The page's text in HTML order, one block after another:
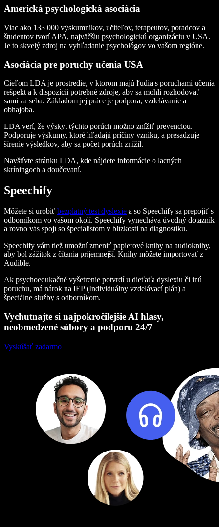
Americká psychologická asociácia
Viac ako 133 000 výskumníkov, učiteľov, terapeutov, poradcov a
študentov tvorí APA, najväčšiu psychologickú organizáciu v USA.
Je to skvelý zdroj na vyhľadanie psychológov vo vašom regióne.
Asociácia pre poruchy učenia USA
Cieľom LDA je prostredie, v ktorom majú ľudia s poruchami učenia
rešpekt a k dispozícii potrebné zdroje, aby sa mohli rozhodovať
sami za seba. Základom jej práce je podpora, vzdelávanie a
obhajoba.
LDA verí, že výskyt týchto porúch možno znížiť prevenciou.
Podporuje výskumy, ktoré hľadajú príčiny vzniku, a presadzuje
šírenie výsledkov, aby sa počet porúch znížil.
Navštívte stránku LDA, kde nájdete informácie o lacných
skríningoch a doučovaní.
Speechify
Môžete si urobiť bezplatný test dyslexie a so Speechify sa prepojiť s
odborníkom vo vašom okolí. Speechify vynecháva úvodný dotazník
a rovno vás spojí so špecialistom v blízkosti na diagnostiku.
Speechify vám tiež umožní zmeniť papierové knihy na audioknihy,
aby bol zážitok z čítania príjemnejší. Knihy môžete importovať z
Audible.
Ak psychoedukačné vyšetrenie potvrdí u dieťaťa dyslexiu či inú
poruchu, má nárok na IEP (Individuálny vzdelávací plán) a
špeciálne služby s odborníkom.
Vychutnajte si najpokročilejšie AI hlasy,
neobmedzené súbory a podporu 24/7
Vyskúšať zadarmo